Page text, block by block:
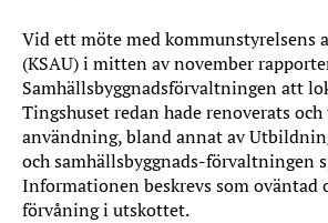
Vid ett möte med kommunstyrelsens
(KSAU) i mitten av november
Samhällsbyggnadsförvaltningen att
Tingshuset redan hade renoverats
användning, bland annat av
och samhällsbyggnads-förvaltningen
Informationen beskrevs som oväntad
förvåning i utskottet.